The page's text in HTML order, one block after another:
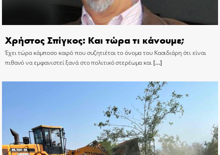
Χρήστος Σπίγκος: Και τώρα τι κάνουμε;
Έχει τώρα κάμποσο καιρό που συζητιέται το όνομα του Κασιδιάρη ότι είναι
πιθανό να εμφανιστεί ξανά στο πολιτικό στερέωμα και[…]